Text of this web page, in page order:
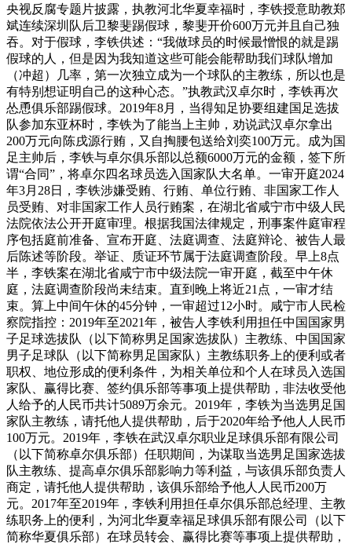
央视反腐专题片披露，执教河北华夏幸福时，李铁授意助教郑
斌连续深圳队后卫黎斐踢假球，黎斐开价600万元并且自己独
吞。对于假球，李铁供述：“我做球员的时候最憎恨的就是踢
假球的人，但是因为我知道这些可能会能帮助我们球队增加
（冲超）几率，第一次独立成为一个球队的主教练，所以也是
有特别想证明自己的这种心态。”执教武汉卓尔时，李铁再次
怂恿俱乐部踢假球。2019年8月，当得知足协要组建国足选拔
队参加东亚杯时，李铁为了能当上主帅，劝说武汉卓尔拿出
200万元向陈戌源行贿，又自掏腰包送给刘奕100万元。成为国
足主帅后，李铁与卓尔俱乐部以总额6000万元的金额，签下所
谓“合同”，将卓尔四名球员选入国家队大名单。一审开庭2024
年3月28日，李铁涉嫌受贿、行贿、单位行贿、非国家工作人
员受贿、对非国家工作人员行贿案，在湖北省咸宁市中级人民
法院依法公开开庭审理。根据我国法律规定，刑事案件庭审程
序包括庭前准备、宣布开庭、法庭调查、法庭辩论、被告人最
后陈述等阶段。举证、质证环节属于法庭调查阶段。早上8点
半，李铁案在湖北省咸宁市中级法院一审开庭，截至中午休
庭，法庭调查阶段尚未结束。直到晚上将近21点，一审才结
束。算上中间午休的45分钟，一审超过12小时。咸宁市人民检
察院指控：2019年至2021年，被告人李铁利用担任中国国家男
子足球选拔队（以下简称男足国家选拔队）主教练、中国国家
男子足球队（以下简称男足国家队）主教练职务上的便利或者
职权、地位形成的便利条件，为相关单位和个人在球员入选国
家队、赢得比赛、签约俱乐部等事项上提供帮助，非法收受他
人给予的人民币共计5089万余元。2019年，李铁为当选男足国
家队主教练，请托他人提供帮助，后于2020年给予他人人民币
100万元。2019年，李铁在武汉卓尔职业足球俱乐部有限公司
（以下简称卓尔俱乐部）任职期间，为谋取当选男足国家选拔
队主教练、提高卓尔俱乐部影响力等利益，与该俱乐部负责人
商定，请托他人提供帮助，该俱乐部给予他人人民币200万
元。2017年至2019年，李铁利用担任卓尔俱乐部总经理、主教
练职务上的便利，为河北华夏幸福足球俱乐部有限公司（以下
简称华夏俱乐部）在球员转会、赢得比赛等事项上提供帮助，